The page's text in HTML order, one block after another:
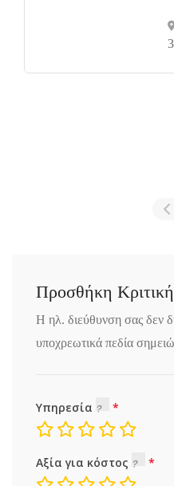
Προσθήκη
Η ηλ. διεύθυνση σας δεν
υποχρεωτικά πεδία
Υπηρεσία
Αξία για κόστος